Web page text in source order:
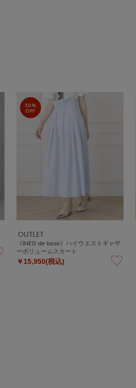
50%
OFF
OUTLET
《INED de base》ハイウエストギャザ
ーボリュームスカート
￥15,950(税込)